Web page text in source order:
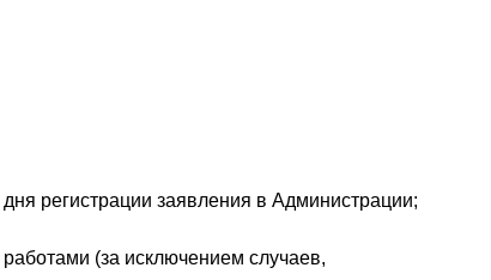
регистрации заявления в Администрации;
(за исключением случаев,